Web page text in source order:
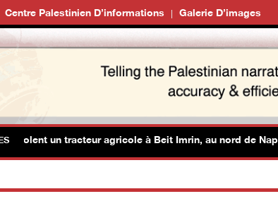
Centre Palestinien D’informations Galerie D’images
un tracteur agricole à Beit Imrin, au nord de Naplouse